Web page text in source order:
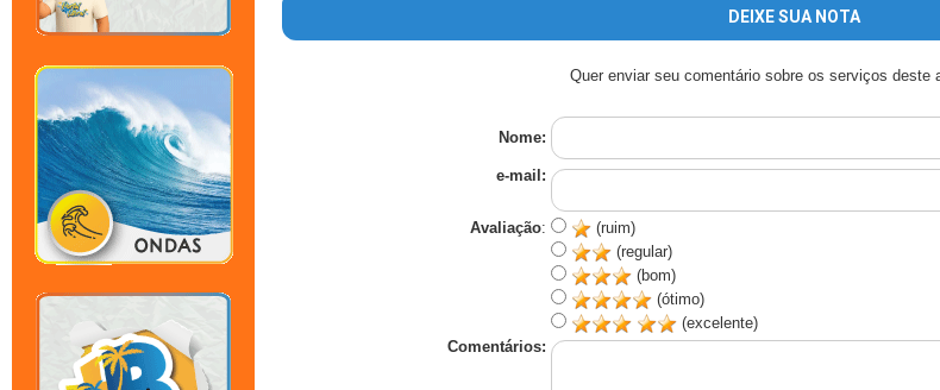
DEIXE SUA NOTA
Quer enviar seu comentário sobre os serviços deste
Nome:
e-mail:
Avaliação:
(ruim)
(regular)
(bom)
(ótimo)
(excelente)
Comentários: